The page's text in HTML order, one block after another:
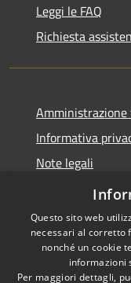
Leggi le FAQ
Richiesta
Informativa
Note legali
Dichiarazione di
Questo sito web
necessari al corretto
nonché un cookie
informazioni
Per maggiori dettagli,